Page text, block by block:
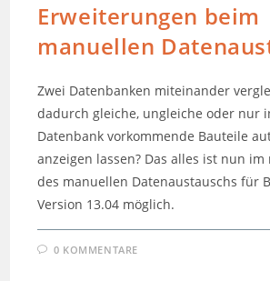
Erweiterungen beim
manuellen
Zwei Datenbanken miteinander
dadurch gleiche, ungleiche oder nur
Datenbank vorkommende Bauteile
anzeigen lassen? Das alles ist nun im
des manuellen Datenaustauschs für
Version 13.04 möglich.
0 KOMMENTARE